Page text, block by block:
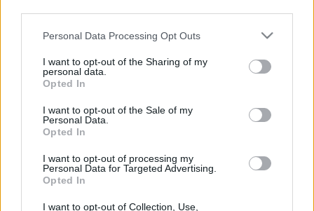
Please note that this website/app uses one or more Google
not limited to your visit or usage behaviour. You may click to
grant or deny consent to Google and its third-party tags to
use your data for below specified purposes in below Google
consent section.
Personal Data Processing Opt Outs
I want to opt-out of the Sharing of my
personal data.
Opted In
I want to opt-out of the Sale of my
Personal Data.
Opted In
I want to opt-out of processing my
Personal Data for Targeted Advertising.
Opted In
I want to opt-out of Collection, Use,
Halfway Festival)
Miközben a magyar fesztiválszíntér nagyjából
minden igényt lefed – és az események többsége
stabil lábakon áll –, azért évről évre egyre több
magyar választ egy környékbeli bulit is a nyárra. Így
két olyan…